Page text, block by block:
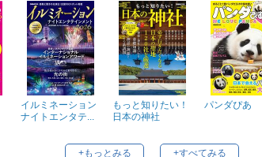
イルミネーション
ナイトエンタテ...
もっと知りたい！
日本の神社
パンダぴあ
+もっとみる +すべてみる